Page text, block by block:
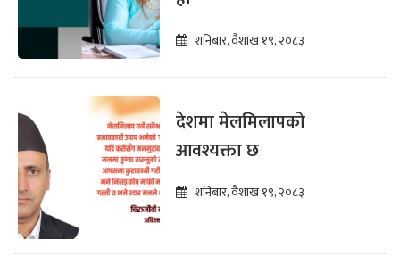
शनिबार, वैशाख १९, २०८३
देशमा मेलमिलापको
आवश्यक्ता छ
शनिबार, वैशाख १९, २०८३